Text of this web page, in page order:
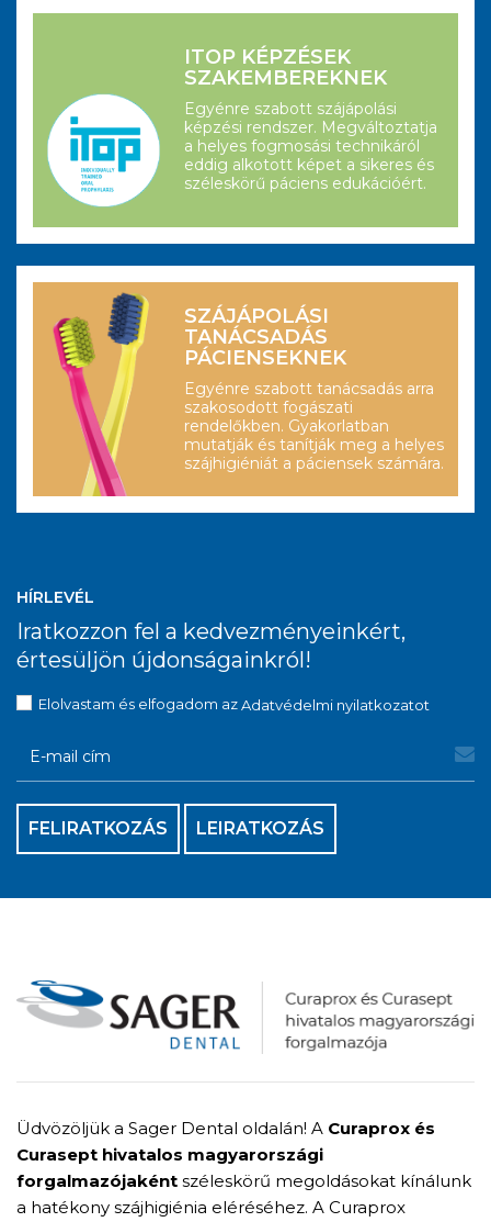
ITOP KÉPZÉSEK
SZAKEMBEREKNEK
Egyénre szabott szájápolási
képzési rendszer. Megváltoztatja
a helyes fogmosási technikáról
eddig alkotott képet a sikeres és
széleskörű páciens edukációért.
SZÁJÁPOLÁSI
TANÁCSADÁS
PÁCIENSEKNEK
Egyénre szabott tanácsadás arra
szakosodott fogászati
rendelőkben. Gyakorlatban
mutatják és tanítják meg a helyes
szájhigiéniát a páciensek számára.
HÍRLEVÉL
Iratkozzon fel a kedvezményeinkért,
értesüljön újdonságainkról!
Elolvastam és elfogadom azAdatvédelmi nyilatkozatot
FELIRATKOZÁS LEIRATKOZÁS
Üdvözöljük a Sager Dental oldalán! A Curaprox és
Curasept hivatalos magyarországi
forgalmazójaként széleskörű megoldásokat kínálunk
a hatékony szájhigiénia eléréséhez. A Curaprox